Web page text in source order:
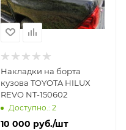
Накладки на борта
кузова TOYOTA HILUX
REVO NT-150602
Доступно.: 2
10 000 руб./шт